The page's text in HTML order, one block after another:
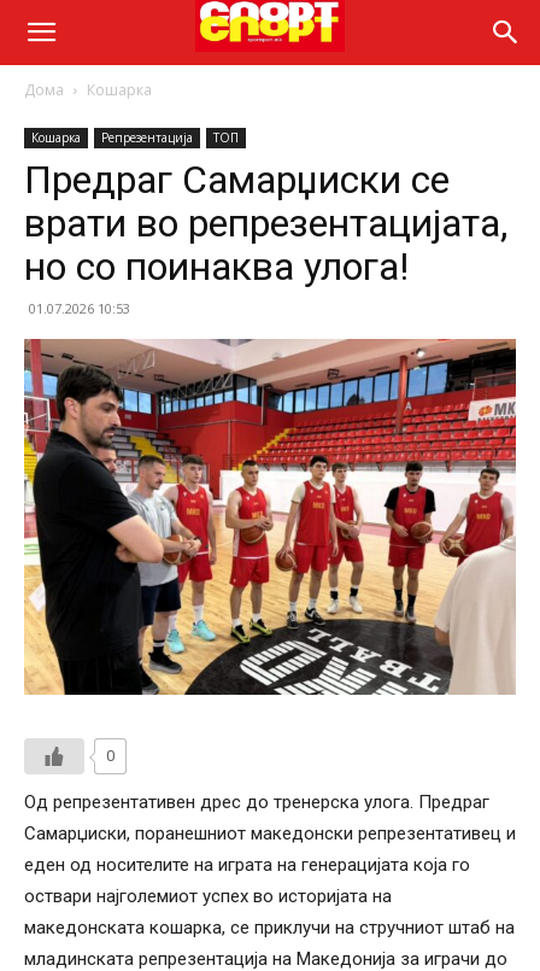
Дома Кошарка
Кошарка Репрезентација ТОП
Предраг Самарџиски се
врати во репрезентацијата,
но со поинаква улога!
01.07.2026 10:53
0
Од репрезентативен дрес до тренерска улога. Предраг
Самарџиски, поранешниот македонски репрезентативец и
еден од носителите на играта на генерацијата која го
оствари најголемиот успех во историјата на
македонската кошарка, се приклучи на стручниот штаб на
младинската репрезентација на Македонија за играчи до